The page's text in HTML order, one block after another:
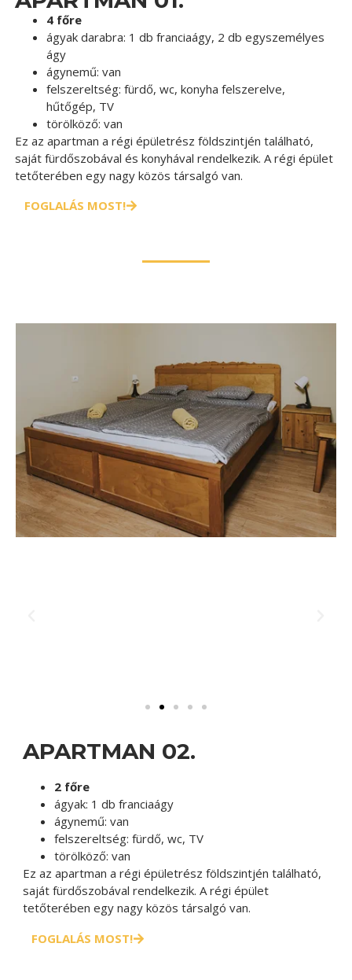
4 főre
ágyak darabra: 1 db franciaágy, 2 db egyszemélyes
ágy
ágynemű: van
felszereltség: fürdő, wc, konyha felszerelve,
hűtőgép, TV
törölköző: van
Ez az apartman a régi épületrész földszintjén található,
saját fürdőszobával és konyhával rendelkezik. A régi épület
tetőterében egy nagy közös társalgó van.
FOGLALÁS MOST!
APARTMAN 02.
2 főre
ágyak: 1 db franciaágy
ágynemű: van
felszereltség: fürdő, wc, TV
törölköző: van
Ez az apartman a régi épületrész földszintjén található,
saját fürdőszobával rendelkezik. A régi épület
tetőterében egy nagy közös társalgó van.
FOGLALÁS MOST!